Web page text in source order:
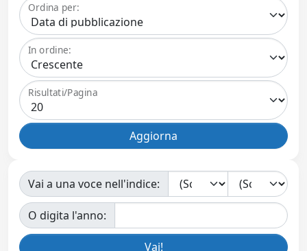
Ordina per:
In ordine:
Risultati/Pagina
Vai a una voce nell'indice:
O digita l'anno: